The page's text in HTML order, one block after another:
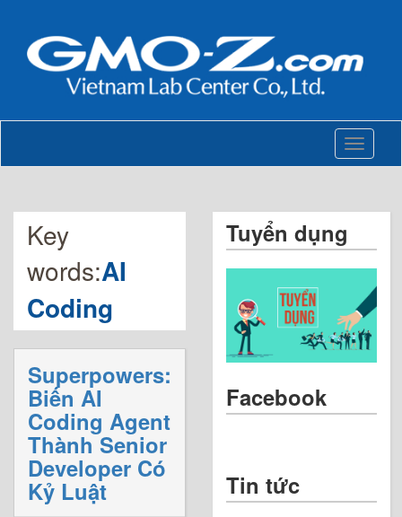
Toggle
Key
words:AI
Coding
Superpowers:
Biến AI
Coding Agent
Thành Senior
Developer Có
Kỷ Luật
Tuyển dụng
Facebook
Tin tức